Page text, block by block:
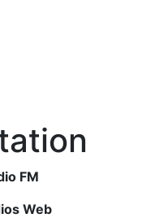
FM
Web